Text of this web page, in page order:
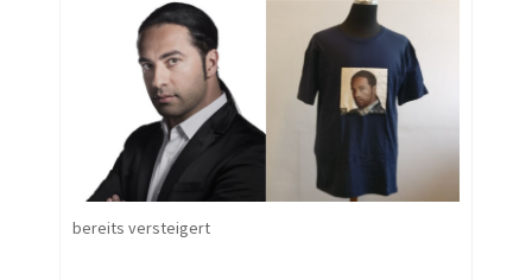
bereits versteigert